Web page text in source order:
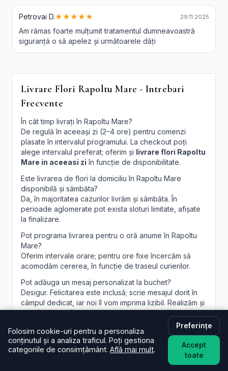
Petrovai D.★★★★★ 29.11.2025
Am rămas foarte mulțumit tratamentul dumneavoastră
siguranță o să apelez și următoarele dăți
Livrare Flori Rapoltu Mare - Intrebari
Frecvente
În cât timp livrați în Rapoltu Mare?
De regulă în aceeași zi (2–4 ore) pentru comenzi
plasate în intervalul programului. La checkout poți
alege intervalul preferat; oferim și livrare flori Rapoltu
Mare in aceeasi zi în funcție de disponibilitate.
Este livrarea de flori la domiciliu în Rapoltu Mare
disponibilă și sâmbăta?
Da, în majoritatea cazurilor livrăm și sâmbăta. În
perioade aglomerate pot exista sloturi limitate, afișate
la finalizare.
Pot programa livrarea pentru o oră anume în Rapoltu
Mare?
Oferim intervale orare; pentru ore fixe încercăm să
acomodăm cererea, în funcție de traseul curierilor.
Pot adăuga un mesaj personalizat la buchet?
Desigur. Felicitarea este inclusă; scrie mesajul dorit în
câmpul dedicat, iar noi îl vom imprima lizibil. Realizăm și
aranjamente florale Rapoltu Marepersonalizate, la
Folosim cookie-uri pentru a personaliza
conținutul și a analiza traficul. Poți gestiona
categoriile de consimțământ. Află mai mult.
Preferințe
Accept
toate